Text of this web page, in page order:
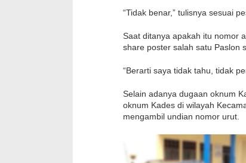
“Tidak benar,” tulisnya sesuai
Saat ditanya apakah itu nomor
share poster salah satu Paslon
“Berarti saya tidak tahu, tidak
Selain adanya dugaan oknum
oknum Kades di wilayah
mengambil undian nomor urut.